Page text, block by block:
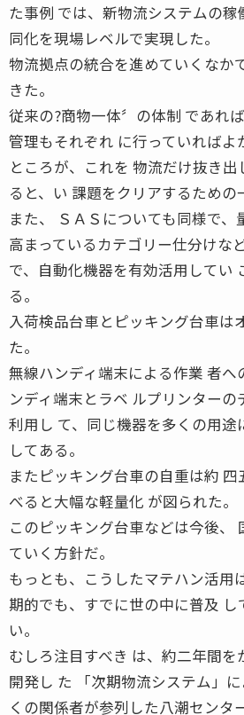
た事例 では、新物流システムの
同化を現場レベルで実現した。
物流拠点の統合を進めていくなか
きた。
従来の?商物一体〞の体制 であれ
管理もそれぞれ に行っていればよ
ところが、これを 物流だけ抜き
ると、い 課題をクリアするための
また、 ＳＡＳについても同様で、
高まっているカテゴリー仕分けな
で、自動化機器を有効活用してい
る。
入荷検品台車とピッキング台車は
た。
無線ハンディ端末による作業 者へ
ンディ端末とラベ ルプリンター
利用し て、同じ機器を多くの用途
してある。
またピッキング台車の自重は約
べると大幅な軽量化 が図られた。
このピッキング台車などは今後、
ていく方針だ。
もっとも、こうしたマテハン活用
期的でも、すでに世の中に普及
い。
むしろ注目すべき は、約二年間を
開発し た 「次期物流システム」
くの関係者が参列した八潮センタ